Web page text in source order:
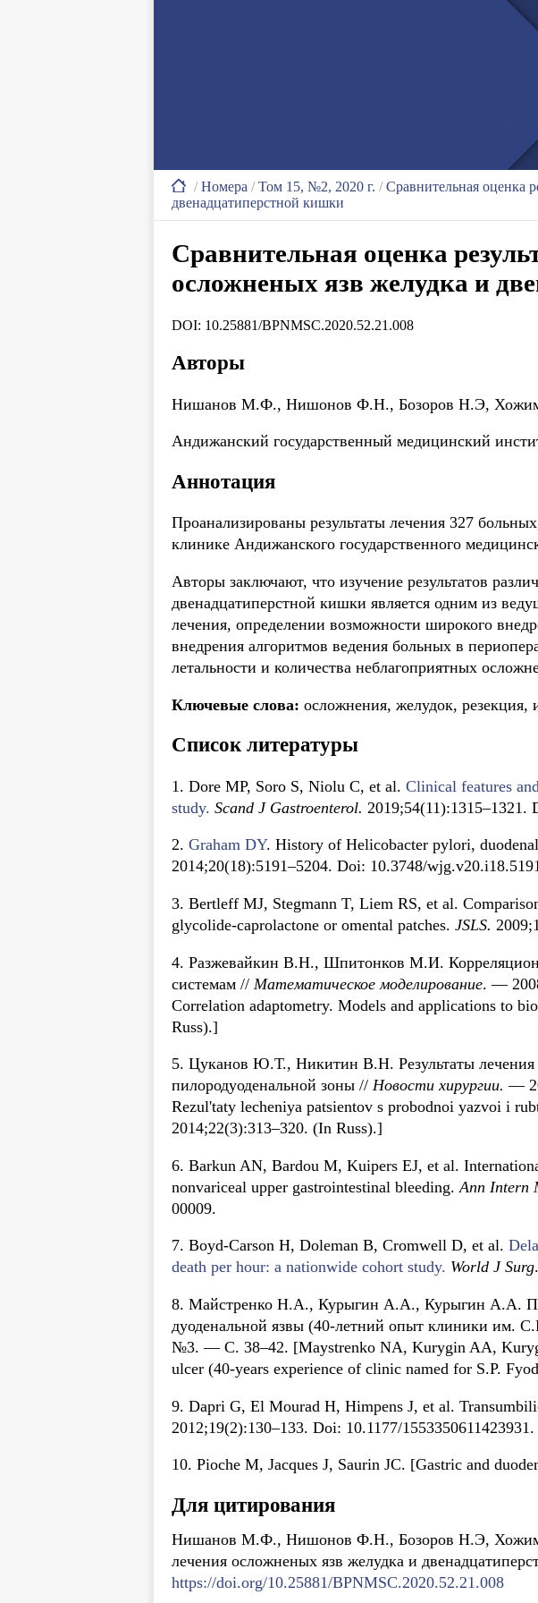
/Номера /Том 15, №2, 2020 г. /Сравнительная оценка
двенадцатиперстной кишки
Сравнительная оценка
осложненых язв желудка и
DOI: 10.25881/BPNMSC.2020.52.21.008
Авторы
Нишанов М.Ф., Нишонов Ф.Н., Бозоров Н.Э,
Андижанский государственный медицинский
Аннотация
Проанализированы результаты лечения 327
клинике Андижанского государственного
Авторы заключают, что изучение результатов
двенадцатиперстной кишки является одним из
лечения, определении возможности широкого
внедрения алгоритмов ведения больных в
летальности и количества неблагоприятных
Ключевые слова: осложнения, желудок, резекция,
Список литературы
1. Dore MP, Soro S, Niolu C, et al. Clinical features
study. Scand J Gastroenterol. 2019;54(11):1315–1321.
2. Graham DY. History of Helicobacter pylori,
2014;20(18):5191–5204. Doi: 10.3748/
3. Bertleff MJ, Stegmann T, Liem RS, et al.
glycolide-caprolactone or omental patches. JSLS.
4. Разжевайкин В.Н., Шпитонков М.И.
системам // Математическое моделирование. —
Correlation adaptometry. Models and applications to
Russ).]
5. Цуканов Ю.Т., Никитин В.Н. Результаты лечения
пилородуоденальной зоны // Новости хирургии. —
Rezul'taty lecheniya patsientov s probodnoi yazvoi i
2014;22(3):313–320. (In Russ).]
6. Barkun AN, Bardou M, Kuipers EJ, et al.
nonvariceal upper gastrointestinal bleeding. Ann Intern
00009.
7. Boyd-Carson H, Doleman B, Cromwell D, et al.
death per hour: a nationwide cohort study. World J Surg
8. Майстренко H.A., Курыгин A.A., Курыгин А.А.
дуоденальной язвы (40-летний опыт клиники им.
№3. — C. 38–42. [Maystrenko NA, Kurygin AA,
ulcer (40-years experience of clinic named for S.P.
9. Dapri G, El Mourad H, Himpens J, et al.
2012;19(2):130–133. Doi: 10.1177/1553350611423931.
10. Pioche M, Jacques J, Saurin JC. [Gastric and
Для цитирования
Нишанов М.Ф., Нишонов Ф.Н., Бозоров Н.Э,
лечения осложненых язв желудка и
https://doi.org/10.25881/BPNMSC.2020.52.21.008